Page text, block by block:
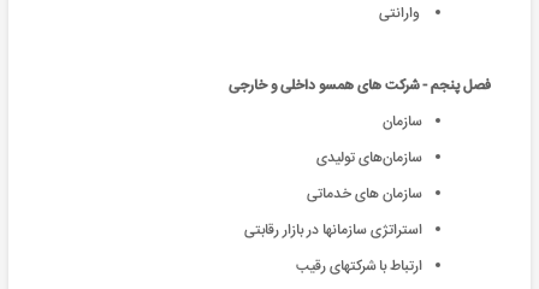
وارانتی
فصل پنجم - شرکت های همسو داخلی و خارجی
سازمان
سازمان‌های تولیدی
سازمان های خدماتی
استراتژی سازمانها در بازار رقابتی
ارتباط با شرکتهای رقیب